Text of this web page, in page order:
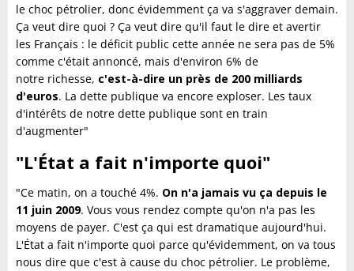
le choc pétrolier, donc évidemment ça va s'aggraver demain.
Ça veut dire quoi ? Ça veut dire qu'il faut le dire et avertir
les Français : le déficit public cette année ne sera pas de 5%
comme c'était annoncé, mais d'environ 6% de
notre richesse, c'est-à-dire un près de 200 milliards
d'euros. La dette publique va encore exploser. Les taux
d'intérêts de notre dette publique sont en train
d'augmenter"
"L'État a fait n'importe quoi"
"Ce matin, on a touché 4%. On n'a jamais vu ça depuis le
11 juin 2009. Vous vous rendez compte qu'on n'a pas les
moyens de payer. C'est ça qui est dramatique aujourd'hui.
L'État a fait n'importe quoi parce qu'évidemment, on va tous
nous dire que c'est à cause du choc pétrolier. Le problème,